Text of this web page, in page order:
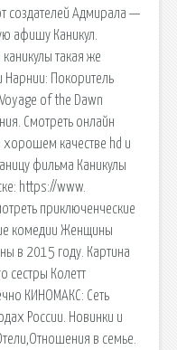
создателей Адмирала —
афишу Каникул.
такая же
Нарнии: Покоритель
of the Dawn
Смотреть онлайн
качестве hd и
фильма Каникулы
https://www.
приключенческие
комедии Женщины
в 2015 году. Картина
сестры Колетт
КИНОМАКС: Сеть
России. Новинки и
в семье.